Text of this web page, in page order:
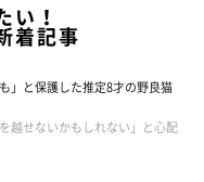
い！
着記事
」と保護した推定8才の野良猫
越せないかもしれない」と心配